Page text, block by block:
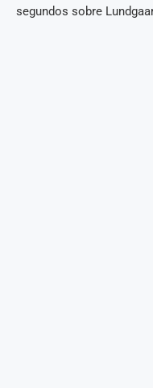
segundos sobre